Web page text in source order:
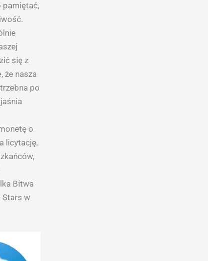
pamiętać,
się z
że nasza
po
o
licytację,
Bitwa
Stars w